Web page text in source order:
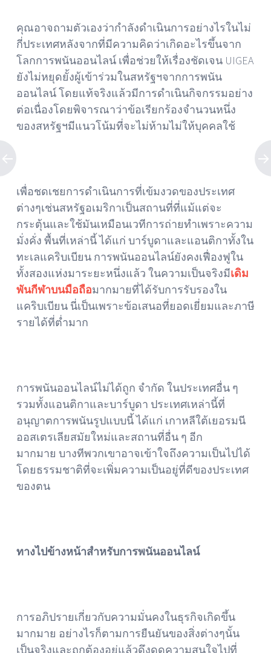
คุณอาจถามตัวเองว่ากำลังดำเนินการอย่างไรในไม่
กี่ประเทศหลังจากที่มีความคิดว่าเกิดอะไรขึ้นจาก
โลกการพนันออนไลน์ เพื่อช่วยให้เรื่องชัดเจน UIGEA
ยังไม่หยุดยั้งผู้เข้าร่วมในสหรัฐฯจากการพนัน
ออนไลน์ โดยแท้จริงแล้วมีการดำเนินกิจกรรมอย่าง
ต่อเนื่องโดยพิจารณาว่าข้อเรียกร้องจำนวนหนึ่ง
ของสหรัฐฯมีแนวโน้มที่จะไม่ห้ามไม่ให้บุคคลใช้
เพื่อชดเชยการดำเนินการที่เข้มงวดของประเทศ
ต่างๆเช่นสหรัฐอเมริกาเป็นสถานที่ที่แม้แต่จะ
กระตุ้นและใช้มันเหมือนเวทีการถ่ายทำเพราะความ
มั่งคั่ง พื้นที่เหล่านี้ ได้แก่ บาร์บูดาและแอนติกาทั้งใน
ทะเลแคริบเบียน การพนันออนไลน์ยังคงเฟื่องฟูใน
ทั้งสองแห่งมาระยะหนึ่งแล้ว ในความเป็นจริงมีเดิม
พันกีฬาบนมือถือมากมายที่ได้รับการรับรองใน
แคริบเบียน นี่เป็นเพราะข้อเสนอที่ยอดเยี่ยมและภาษี
รายได้ที่ต่ำมาก
การพนันออนไลน์ไม่ได้ถูก จำกัด ในประเทศอื่น ๆ
รวมทั้งแอนติกาและบาร์บูดา ประเทศเหล่านี้ที่
อนุญาตการพนันรูปแบบนี้ ได้แก่ เกาหลีใต้เยอรมนี
ออสเตรเลียสมัยใหม่และสถานที่อื่น ๆ อีก
มากมาย บางทีพวกเขาอาจเข้าใจถึงความเป็นไปได้
โดยธรรมชาติที่จะเพิ่มความเป็นอยู่ที่ดีของประเทศ
ของตน
ทางไปข้างหน้าสำหรับการพนันออนไลน์
การอภิปรายเกี่ยวกับความมั่นคงในธุรกิจเกิดขึ้น
มากมาย อย่างไรก็ตามการยืนยันของสิ่งต่างๆนั้น
เป็นจริงและถูกต้องอยู่แล้วดึงดูดความสนใจไปที่